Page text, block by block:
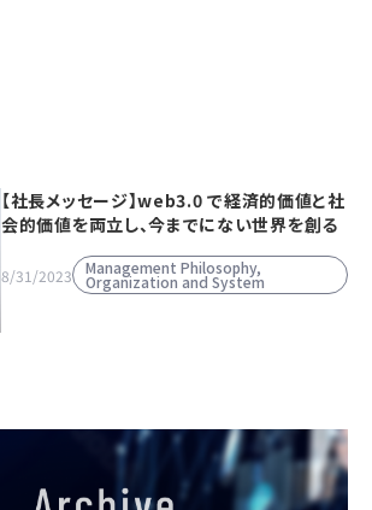
【社長メッセージ】web3.0 で経済的価値と社
会的価値を両立し、今までにない世界を創る
8/31/2023 Management Philosophy,
Organization and System